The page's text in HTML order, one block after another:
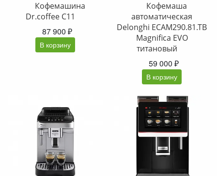
Кофемашина
Dr.coffee C11
87 900 ₽
В корзину
Кофемаша
автоматическая
Delonghi ECAM290.81.TB
Magnifica EVO
титановый
59 000 ₽
В корзину